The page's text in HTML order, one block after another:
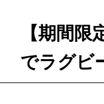
【期間
でラグビ